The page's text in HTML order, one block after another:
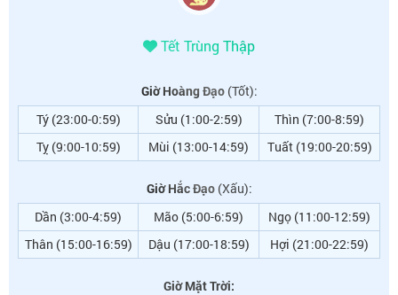
Tết Trùng Thập
Giờ Hoàng Đạo(Tốt):
Tý (23:00-0:59)
Sửu (1:00-2:59)
Thìn (7:00-8:59)
Tỵ (9:00-10:59)
Mùi (13:00-14:59) Tuất (19:00-20:59)
Giờ Hắc Đạo(Xấu):
Dần (3:00-4:59)
Mão (5:00-6:59)
Ngọ (11:00-12:59)
Thân (15:00-16:59)
Dậu (17:00-18:59) Hợi (21:00-22:59)
Giờ Mặt Trời: